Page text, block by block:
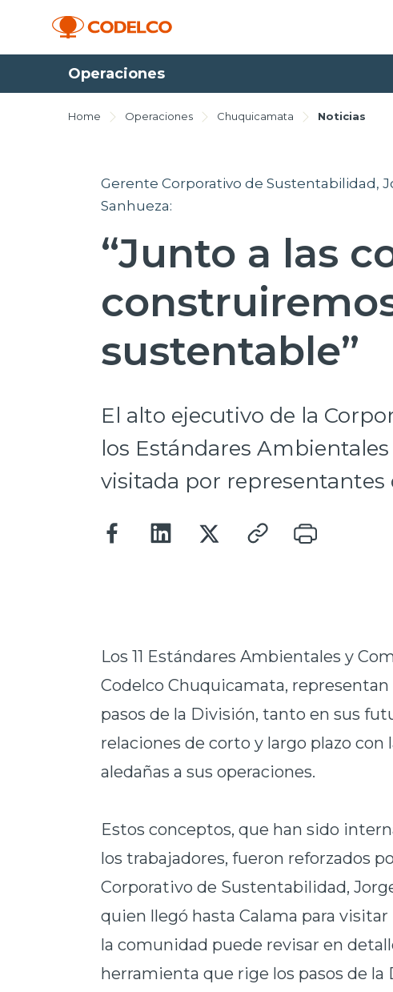
Operaciones
Home Operaciones Chuquicamata Noticias
Gerente Corporativo de Sustentabilidad,
Sanhueza:
“Junto a las
sustentable”
El alto ejecutivo de la
los Estándares
visitada por representantes
Los 11 Estándares Ambientales y
Codelco Chuquicamata, representan
pasos de la División, tanto en sus
relaciones de corto y largo plazo
aledañas a sus operaciones.
Estos conceptos, que han sido
los trabajadores, fueron reforzados
Corporativo de Sustentabilidad,
quien llegó hasta Calama para
la comunidad puede revisar en
herramienta que rige los pasos de la